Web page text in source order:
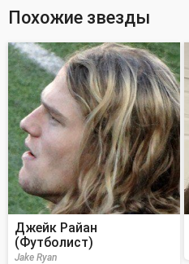
Похожие звезды
Джейк Райан
(Футболист)
Jake Ryan